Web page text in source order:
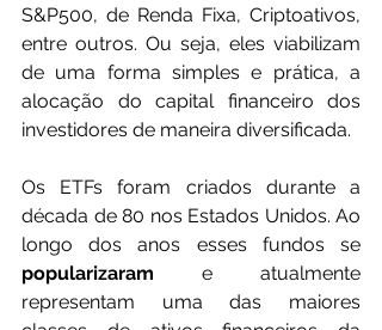
S&P500, de Renda Fixa, Criptoativos,
entre outros. Ou seja, eles viabilizam
de uma forma simples e prática, a
alocação do capital financeiro dos
investidores de maneira diversificada.
Os ETFs foram criados durante a
década de 80 nos Estados Unidos. Ao
popularizaram e atualmente
representam uma das maiores